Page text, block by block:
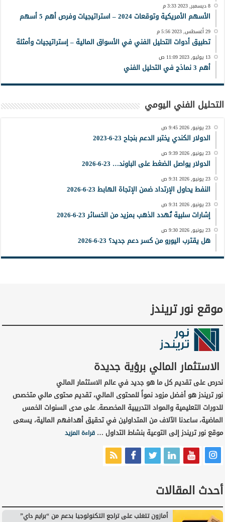
8 ديسمبر, 2023 3:33 م
الأسهم الأمريكية وتوقعات 2024 – استراتيجيات وفرص أهم 5 أسهم
29 أغسطس, 2023 5:56 م
تطبيق أدوات التحليل الفني في الأسواق المالية – إستراتيجيات وأمثلة
13 يوليو, 2023 11:09 ص
أهم 3 نماذج في التحليل الفني
التحليل الفني اليومي
23 يونيو, 2026 9:45 ص
الدولار الكندي يختبر الدعم بنجاح 23-6-2023
23 يونيو, 2026 9:39 ص
الدولار يواصل الضغط على الباوند… 23-6-2026
23 يونيو, 2026 9:31 ص
النفط يحاول الإرتداد ضمن الإتجاة الهابط 23-6-2026
23 يونيو, 2026 9:31 ص
إشارات سلبية تُهدد الذهب بمزيد من الخسائر 23-6-2026
23 يونيو, 2026 9:30 ص
هل يقترب اليورو من كسر دعم جديد؟ 23-6-2026
موقع نور تريندز
الاستثمار المالي برؤية جديدة
نحرص على تقديم كل ما هو جديد في عالم الاستثمار المالي
نور تريندز هو أفضل مزود نمواً للمحتوى المالي، تقديم محتوى مالي متخصص
للدورات التعليمية والمواد التدريبية المخصصة. على مدى السنوات الخمس
الماضية، ساعدنا الآلاف من المتداولين في تحقيق أهدافهم المالية، يسعى
موقع نور تريندز إلى التوعية بنشاط التداول …قراءة المزيد
أحدث المقالات
أمازون تتغلب على تراجع التكنولوجيا بدعم من “برايم داي”